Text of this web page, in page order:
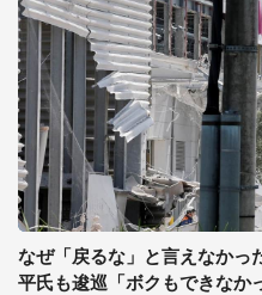
なぜ「戻るな」と言えなかっ
平氏も逡巡「ボクもできなか